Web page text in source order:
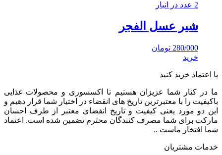
2 عدد در انبار
شیر عسل الفجر
280/000 تومان
خرید
با اعتماد خرید کنید
ما در کنار شما عزیزان هستیم تا اکسسوری و محصولات غذایی
باکیفیت را با معتبرترین تاریخ های انقضاء در اختیار شما قرار دهیم و
این دو مورد یعنی کیفیت و تاریخ انقضای معتبر از طرف احسان
مارکت برای شما مصرف کنندگان محترم تضمین شده است. اعتماد
شما افتخار ماست ..
خدمات مشتریان